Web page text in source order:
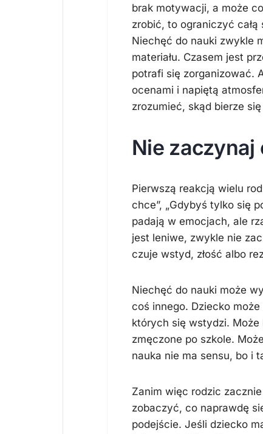
brak motywacji, a może
zrobić, to ograniczyć
Niechęć do nauki zwykle
materiału. Czasem jest
potrafi się zorganizować.
ocenami i napiętą
zrozumieć, skąd bierze się
Nie zaczynaj
Pierwszą reakcją wielu
chce”, „Gdybyś tylko się
padają w emocjach, ale
jest leniwe, zwykle nie
czuje wstyd, złość albo
Niechęć do nauki może
coś innego. Dziecko
których się wstydzi.
zmęczone po szkole.
nauka nie ma sensu, bo i
Zanim więc rodzic
zobaczyć, co naprawdę
podejście. Jeśli dziecko